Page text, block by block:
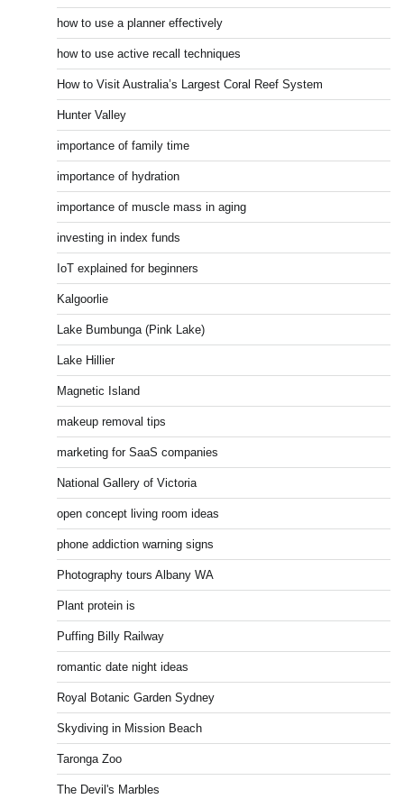
how to use a planner effectively
how to use active recall techniques
How to Visit Australia’s Largest Coral Reef System
Hunter Valley
importance of family time
importance of hydration
importance of muscle mass in aging
investing in index funds
IoT explained for beginners
Kalgoorlie
Lake Bumbunga (Pink Lake)
Lake Hillier
Magnetic Island
makeup removal tips
marketing for SaaS companies
National Gallery of Victoria
open concept living room ideas
phone addiction warning signs
Photography tours Albany WA
Plant protein is
Puffing Billy Railway
romantic date night ideas
Royal Botanic Garden Sydney
Skydiving in Mission Beach
Taronga Zoo
The Devil's Marbles